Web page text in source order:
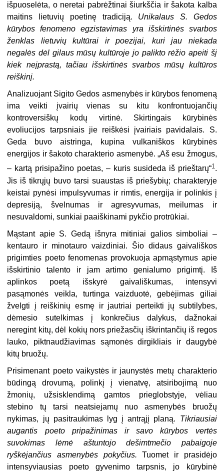
išpuoselėta, o neretai pabrėžtinai šiurkščia ir šakota kalba
maitins lietuvių poetinę tradiciją. Unikalaus S. Gedos
kūrybos fenomeno egzistavimas yra išskirtinės svarbos
ženklas lietuvių kultūrai ir poezijai, kuri jau niekada
negalės dėl gilaus mūsų kultūroje jo palikto rėžio apeiti šį
kiek neįprastą, tačiau išskirtinės svarbos mūsų kultūros
reiškinį.
Analizuojant Sigito Gedos asmenybės ir kūrybos fenomeną
ima veikti įvairių vienas su kitu konfrontuojančių
kontroversiškų kodų virtinė. Skirtingais kūrybinės
evoliucijos tarpsniais jie reiškėsi įvairiais pavidalais. S.
Geda buvo aistringa, kupina vulkaniškos kūrybinės
energijos ir šakoto charakterio asmenybė. „Aš esu žmogus,
– kartą prisipažino poetas, – kuris susideda iš prieštarų“1.
Jis iš tikrųjų buvo tarsi suaustas iš priešybių; charakteryje
keistai pynėsi impulsyvumas ir rimtis, energija ir polinkis į
depresiją, švelnumas ir agresyvumas, meilumas ir
nesuvaldomi, sunkiai paaiškinami pykčio protrūkiai.
Mąstant apie S. Gedą išnyra mitiniai galios simboliai –
kentauro ir minotauro vaizdiniai. Šio didaus gaivališkos
prigimties poeto fenomenas provokuoja apmąstymus apie
išskirtinio talento ir jam artimo genialumo prigimtį. Iš
aplinkos poetą išskyrė gaivališkumas, intensyvi
pasąmonės veikla, turtinga vaizduotė, gebėjimas giliai
žvelgti į reiškinių esmę ir jautriai perteikti jų subtilybes,
dėmesio sutelkimas į konkrečius dalykus, dažnokai
neregint kitų, dėl kokių nors priežasčių iškrintančių iš regos
lauko, piktnaudžiavimas sąmonės dirgikliais ir daugybė
kitų bruožų.
Prisimenant poeto vaikystės ir jaunystės metų charakterio
būdingą drovumą, polinkį į vienatvę, atsiribojimą nuo
žmonių, užsisklendimą gamtos prieglobstyje, vėliau
stebino tų tarsi neatsiejamų nuo asmenybės bruožų
nykimas, jų pasitraukimas lyg į antrąjį planą. Tikriausiai
augantis poeto pripažinimas ir savo kūrybos vertės
suvokimas lėmė aštuntojo dešimtmečio pabaigoje
ryškėjančius asmenybės pokyčius. Tuomet ir prasidėjo
intensyviausias poeto gyvenimo tarpsnis, jo kūrybinė